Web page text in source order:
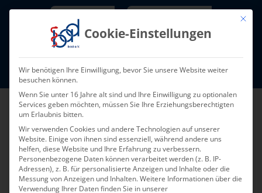
Skip
Fort- und Weiterbildung I Termine
Mit
Cookie-Einstellungen
Wir benötigen Ihre Einwilligung, bevor Sie unsere Website weiter
besuchen können.
Wenn Sie unter 16 Jahre alt sind und Ihre Einwilligung zu optionalen
Services geben möchten, müssen Sie Ihre Erziehungsberechtigten
um Erlaubnis bitten.
Wir verwenden Cookies und andere Technologien auf unserer
Website. Einige von ihnen sind essenziell, während andere uns
helfen, diese Website und Ihre Erfahrung zu verbessern.
Personenbezogene Daten können verarbeitet werden (z. B. IP-
Adressen), z. B. für personalisierte Anzeigen und Inhalte oder die
Messung von Anzeigen und Inhalten.Weitere Informationen über die
Verwendung Ihrer Daten finden Sie in unserer